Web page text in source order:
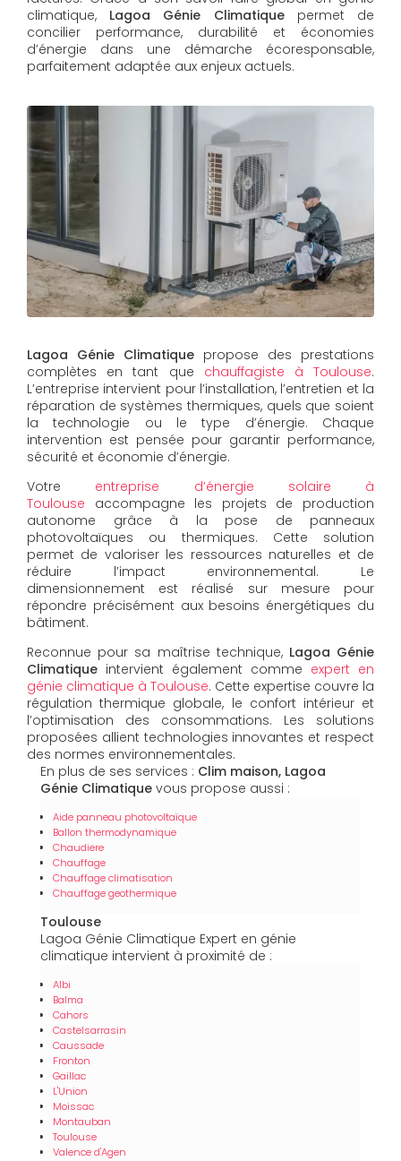
climatique, Lagoa Génie Climatiquepermet de
concilier performance, durabilité et économies
d’énergie dans une démarche écoresponsable,
parfaitement adaptée aux enjeux actuels.
Lagoa Génie Climatique propose des prestations
complètes en tant que chauffagiste à Toulouse.
L’entreprise intervient pour l’installation, l’entretien et la
réparation de systèmes thermiques, quels que soient
la technologie ou le type d’énergie. Chaque
intervention est pensée pour garantir performance,
sécurité et économie d’énergie.
Votre entreprise d’énergie solaire à
Toulouse accompagne les projets de production
autonome grâce à la pose de panneaux
photovoltaïques ou thermiques. Cette solution
permet de valoriser les ressources naturelles et de
réduire l’impact environnemental. Le
dimensionnement est réalisé sur mesure pour
répondre précisément aux besoins énergétiques du
bâtiment.
Reconnue pour sa maîtrise technique, Lagoa Génie
Climatique intervient également comme expert en
génie climatique à Toulouse. Cette expertise couvre la
régulation thermique globale, le confort intérieur et
l’optimisation des consommations. Les solutions
proposées allient technologies innovantes et respect
des normes environnementales.
En plus de ses services : Clim maison, Lagoa
Génie Climatique vous propose aussi :
Aide panneau photovoltaïque
Ballon thermodynamique
Chaudiere
Chauffage
Chauffage climatisation
Chauffage geothermique
Toulouse
Lagoa Génie Climatique Expert en génie
climatique intervient à proximité de :
Albi
Balma
Cahors
Castelsarrasin
Caussade
Fronton
Gaillac
L'Union
Moissac
Montauban
Toulouse
Valence d'Agen